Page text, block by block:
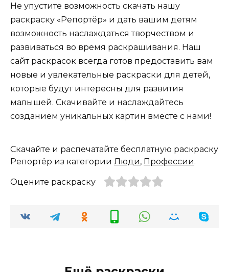
Не упустите возможность скачать нашу
раскраску «Репортёр» и дать вашим детям
возможность наслаждаться творчеством и
развиваться во время раскрашивания. Наш
сайт раскрасок всегда готов предоставить вам
новые и увлекательные раскраски для детей,
которые будут интересны для развития
малышей. Скачивайте и наслаждайтесь
созданием уникальных картин вместе с нами!
Скачайте и распечатайте бесплатную раскраску
Репортёр из категории Люди, Профессии.
Оцените раскраску